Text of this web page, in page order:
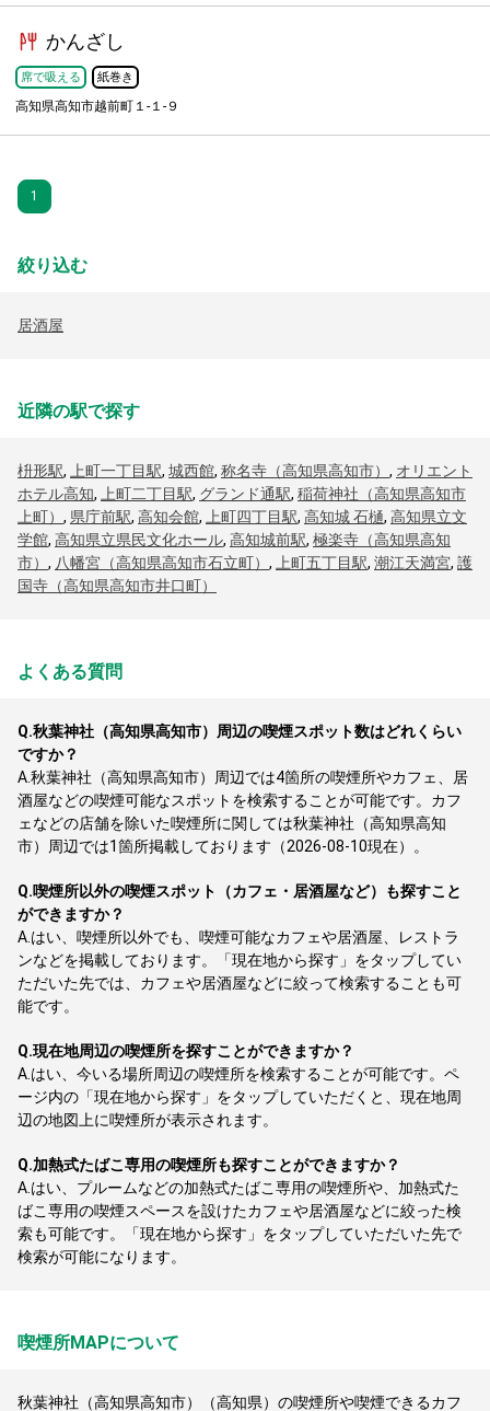
かんざし
席で吸える 紙巻き
高知県高知市越前町１-１-９
1
絞り込む
居酒屋
近隣の駅で探す
枡形駅, 上町一丁目駅, 城西館, 称名寺（高知県高知市） , オリエント
ホテル高知, 上町二丁目駅, グランド通駅, 稲荷神社（高知県高知市
上町） , 県庁前駅, 高知会館, 上町四丁目駅, 高知城 石樋, 高知県立文
学館, 高知県立県民文化ホール, 高知城前駅, 極楽寺（高知県高知
市） , 八幡宮（高知県高知市石立町） , 上町五丁目駅, 潮江天満宮, 護
国寺（高知県高知市井口町）
よくある質問
Q.秋葉神社（高知県高知市）周辺の喫煙スポット数はどれくらい
ですか？
A.秋葉神社（高知県高知市）周辺では4箇所の喫煙所やカフェ、居
酒屋などの喫煙可能なスポットを検索することが可能です。カフ
ェなどの店舗を除いた喫煙所に関しては秋葉神社（高知県高知
市）周辺では1箇所掲載しております（2026-08-10現在）。
Q.喫煙所以外の喫煙スポット（カフェ・居酒屋など）も探すこと
ができますか？
A. はい、喫煙所以外でも、喫煙可能なカフェや居酒屋、レストラ
ンなどを掲載しております。「現在地から探す」をタップしてい
ただいた先では、カフェや居酒屋などに絞って検索することも可
能です。
Q.現在地周辺の喫煙所を探すことができますか？
A. はい、今いる場所周辺の喫煙所を検索することが可能です。ペ
ージ内の「現在地から探す」をタップしていただくと、現在地周
辺の地図上に喫煙所が表示されます。
Q.加熱式たばこ専用の喫煙所も探すことができますか？
A. はい、プルームなどの加熱式たばこ専用の喫煙所や、加熱式た
ばこ専用の喫煙スペースを設けたカフェや居酒屋などに絞った検
索も可能です。「現在地から探す」をタップしていただいた先で
検索が可能になります。
喫煙所MAPについて
秋葉神社（高知県高知市）（高知県）の喫煙所や喫煙できるカフ